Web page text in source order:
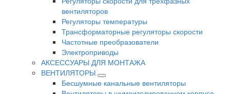
вентиляторов
Регуляторы температуры
Трансформаторные регуляторы скорости
Частотные преобразователи
Электроприводы
АКСЕССУАРЫ ДЛЯ МОНТАЖА
ВЕНТИЛЯТОРЫ
Бесшумные канальные вентиляторы